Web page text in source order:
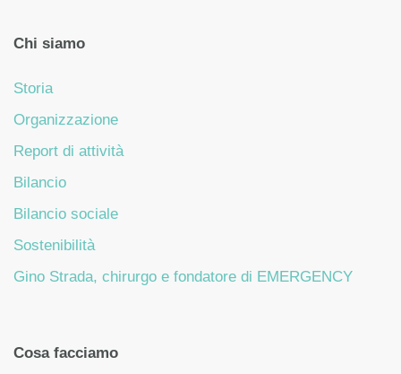
Chi siamo
Storia
Organizzazione
Report di attività
Bilancio
Bilancio sociale
Sostenibilità
Gino Strada, chirurgo e fondatore di EMERGENCY
Cosa facciamo